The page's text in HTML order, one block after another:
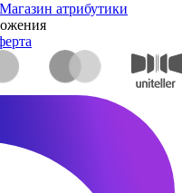
Магазин атрибутики